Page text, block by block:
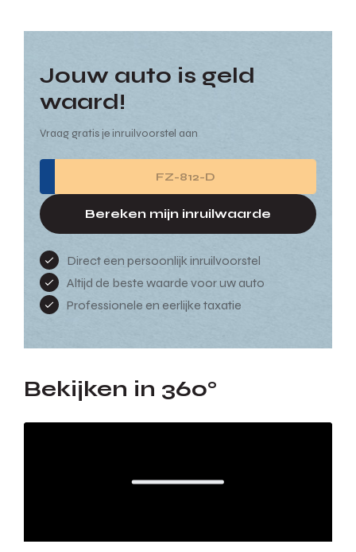
Jouw auto is geld
waard!
Vraag gratis je inruilvoorstel aan
Bereken mijn inruilwaarde
Direct een persoonlijk inruilvoorstel
Altijd de beste waarde voor uw auto
Professionele en eerlijke taxatie
Bekijken in 360°